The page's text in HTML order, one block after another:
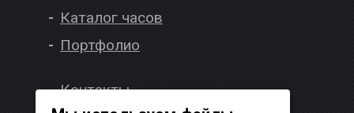
Каталог часов
Портфолио
Контакты